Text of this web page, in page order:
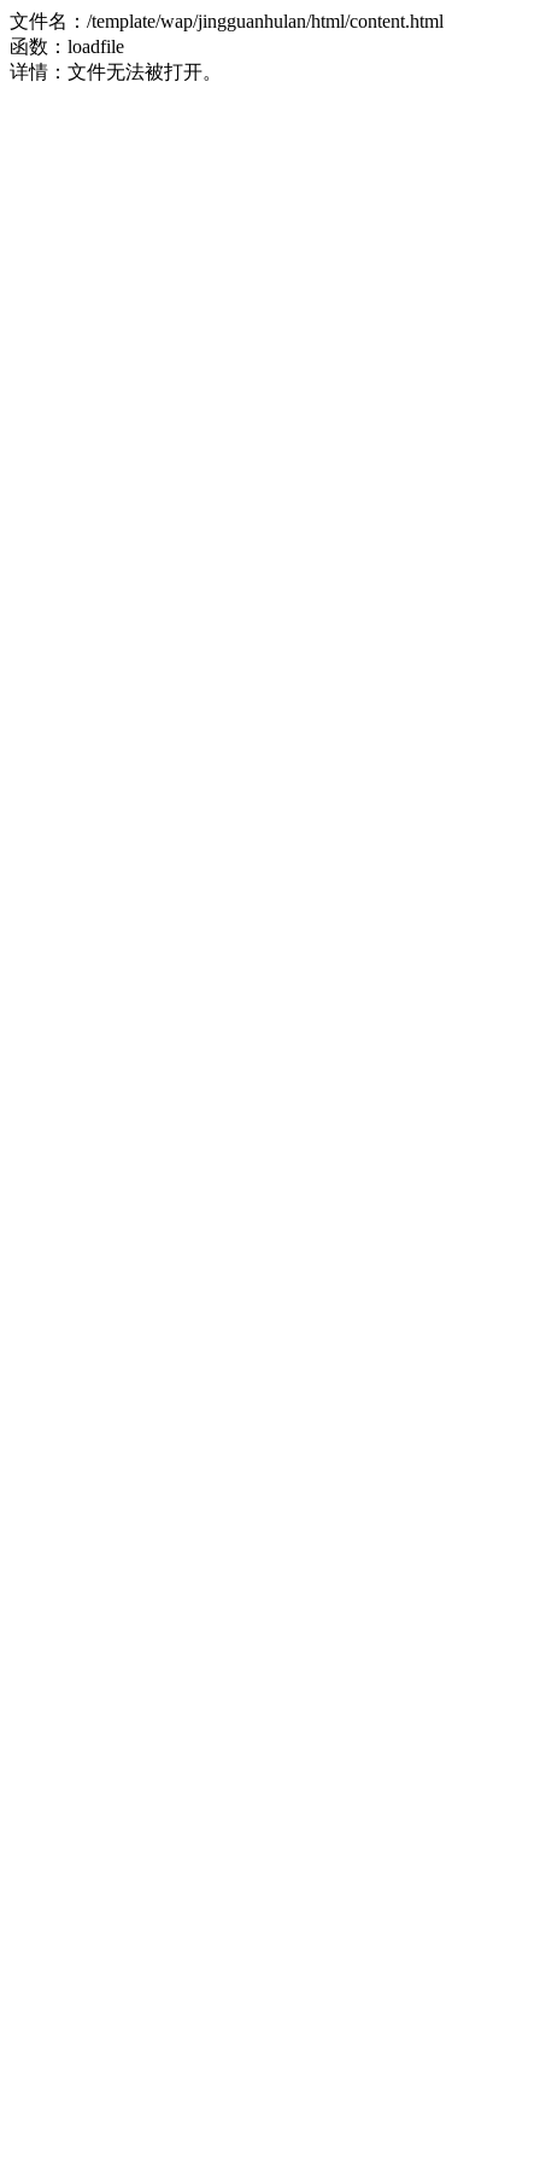
文件名：/template/wap/jingguanhulan/html/content.html
函数：loadfile
详情：文件无法被打开。